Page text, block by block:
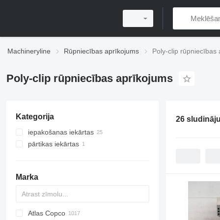
Machineryline Rūpniecības aprīkojums Poly-clip rūpniecības
Poly-clip rūpniecības aprīkojums
Kategorija
iepakošanas iekārtas
apgriešanas iekārtas
pārtikas iekārtas
Marka
PDS
APD
AB
Ensis
VZ
AG3
Atlas Copco
26